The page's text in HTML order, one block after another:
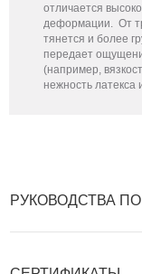
отличается
деформации. От
тянется и более
передает
(например,
нежность латекса
РУКОВОДСТВА